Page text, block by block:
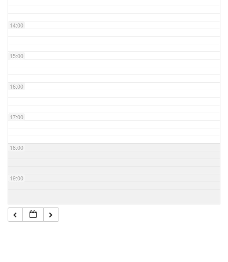
14:00
15:00
16:00
17:00
18:00
19:00
20:00